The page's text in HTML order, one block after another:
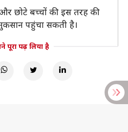
छोटे बच्चों की इस तरह की
पहुंचा सकती है।
पूरा पढ़ लिया है